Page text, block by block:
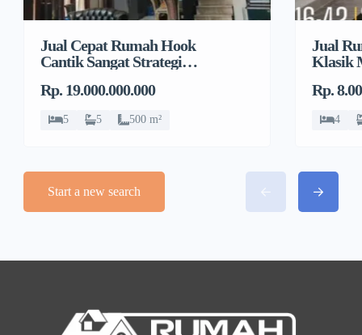
Jual Cepat Rumah Hook
Cantik Sangat Strategis
Rp. 19.000.000.000
5 5 500 m²
Jual
Klasik
Rp.
4
Start a new search